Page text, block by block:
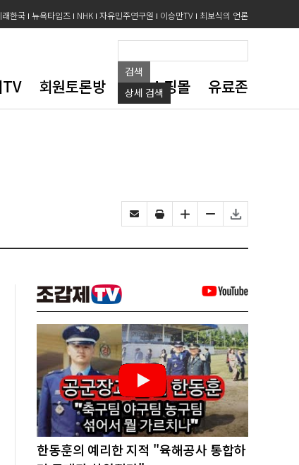
래한국 뉴욕타임즈 NHK 자유민주연구원 이승만TV 최보식의 언론
검색
상세 검색
회원토론방 도서쇼핑몰 유료존
한동훈의 예리한 지적 "육해공사 통합하